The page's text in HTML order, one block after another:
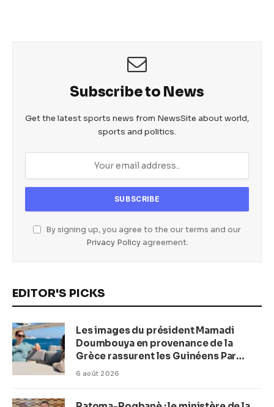
er
Subscribe to News
Get the latest sports news from NewsSite about world,
sports and politics.
By signing up, you agree to the our terms and our
Privacy Policyagreement.
EDITOR'S PICKS
Les images du président Mamadi
Doumbouya en provenance de la
Grèce rassurent les Guinéens Par
(Macka Baldé)
6 août 2026